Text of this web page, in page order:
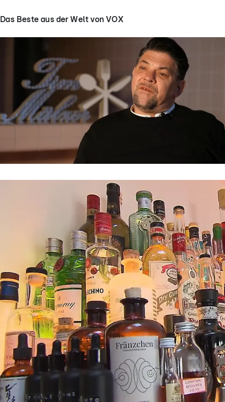
Das Beste aus der Welt von VOX
Kitchen Impossible
Kurz vor einer harmlosen "Kitchen
Impossible"-Challenge wird der Koch